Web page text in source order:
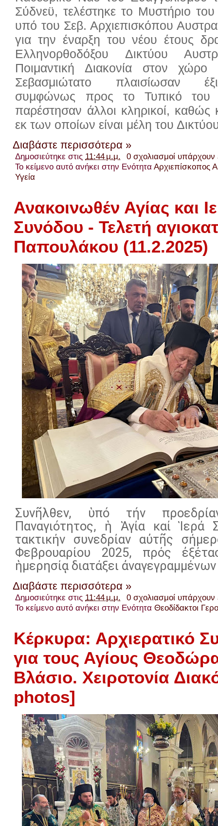
Σύδνεϋ, τελέστηκε το Μυστήριο
υπό του Σεβ. Αρχιεπισκόπου
για την έναρξη του νέου έτους
Ελληνορθοδόξου Δικτύου
Ποιμαντική Διακονία στον
Σεβασμιώτατο πλαισίωσαν
συμφώνως προς το Τυπικό του
παρέστησαν άλλοι κληρικοί, καθώς
εκ των οποίων είναι μέλη του
Διαβάστε περισσότερα »
Δημοσιεύτηκε στις 11:44 μ.μ.
0 σχολιασμοί
Το κείμενο αυτό ανήκει στην ΕνότηταΑρχιεπίσκοπος
Υγεία
Ανακοινωθέν Αγίας και
Συνόδου - Τελετή
Παπουλάκου (11.2.2025)
Συνῆλθεν, ὑπό τήν
Παναγιότητος, ἡ Ἁγία καί Ἱερά
τακτικήν συνεδρίαν αὐτῆς
Φεβρουαρίου 2025, πρός
ἡμερησίᾳ διατάξει
Διαβάστε περισσότερα »
Δημοσιεύτηκε στις 11:44 μ.μ.
0 σχολιασμοί
Το κείμενο αυτό ανήκει στην ΕνότηταΘεοδίδακτοι
Κέρκυρα: Αρχιερατικό
για τους Αγίους
Βλάσιο. Χειροτονία
photos]